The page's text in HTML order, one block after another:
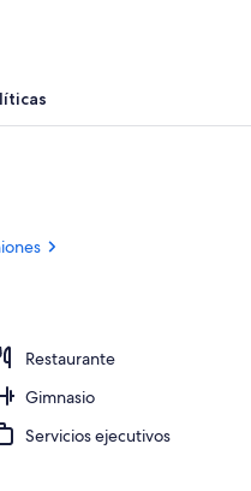
desde la propiedad
Restaurante
Gimnasio
Servicios ejecutivos